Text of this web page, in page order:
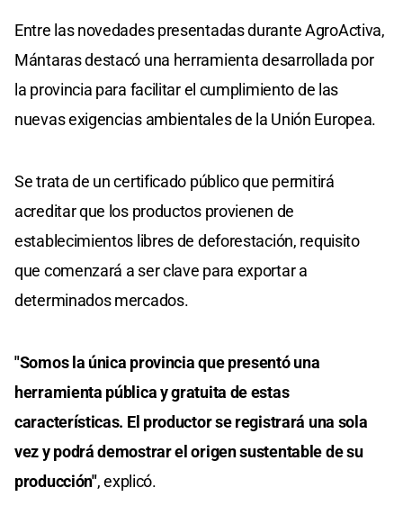
Entre las novedades presentadas durante AgroActiva,
Mántaras destacó una herramienta desarrollada por
la provincia para facilitar el cumplimiento de las
nuevas exigencias ambientales de la Unión Europea.
Se trata de un certificado público que permitirá
acreditar que los productos provienen de
establecimientos libres de deforestación, requisito
que comenzará a ser clave para exportar a
determinados mercados.
"Somos la única provincia que presentó una
herramienta pública y gratuita de estas
características. El productor se registrará una sola
vez y podrá demostrar el origen sustentable de su
producción", explicó.